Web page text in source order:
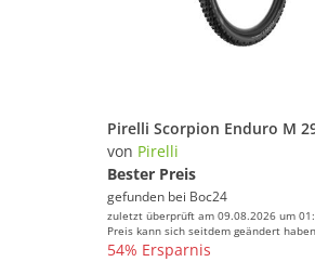
von Pirelli
Bester Preis
gefunden bei Boc24
zuletzt überprüft am 09.08.2026 um
Preis kann sich seitdem geändert
54% Ersparnis